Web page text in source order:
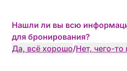
Нашли ли вы всю
для бронирования?
Да, всё хорошо/Нет, чего-то